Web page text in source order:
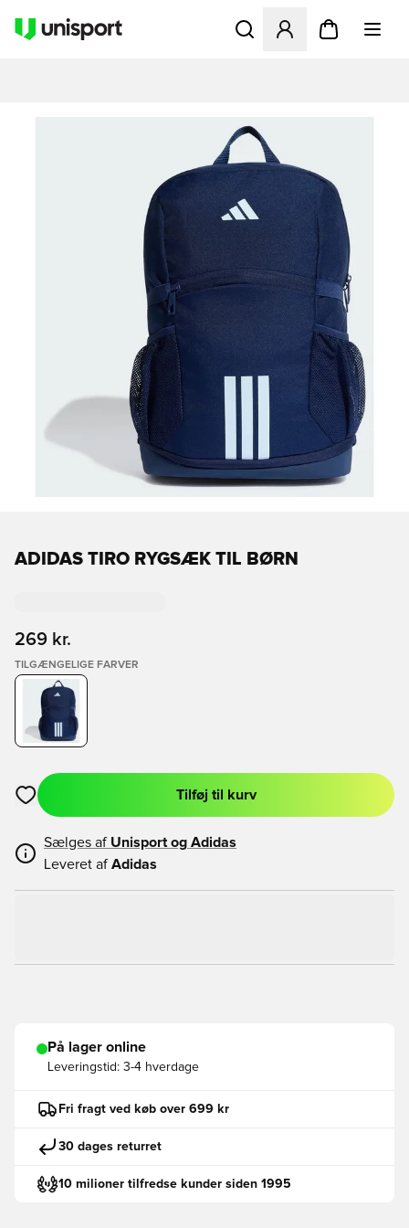
Åbner en Modal til at
ADIDAS TIRO RYGSÆK TIL BØRN
269 kr.
TILGÆNGELIGE FARVER
Åbner en Modal til at logge ind eller tilmelde dig som medlem
Tilføj til kurv
Sælges af Unisport og Adidas
Leveret af Adidas
På lager online
Leveringstid: 3-4 hverdage
Fri fragt ved køb over 699 kr
30 dages returret
10 milioner tilfredse kunder siden 1995